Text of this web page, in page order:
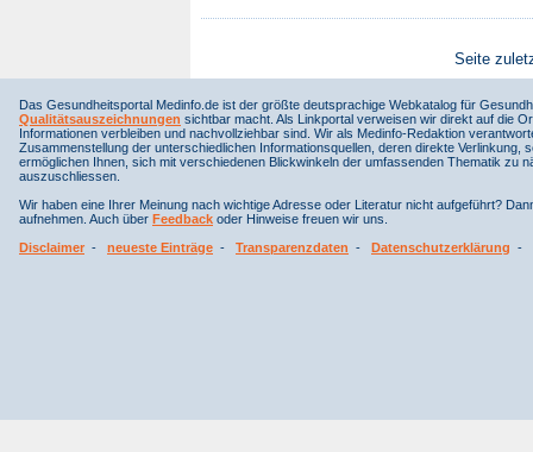
Seite
Das Gesundheitsportal Medinfo.de ist der größte deutsprachige Webkatalog für
Qualitätsauszeichnungen sichtbar macht. Als Linkportal verweisen wir direkt auf die
Informationen verbleiben und nachvollziehbar sind. Wir als Medinfo-Redaktion
Zusammenstellung der unterschiedlichen Informationsquellen, deren direkte
ermöglichen Ihnen, sich mit verschiedenen Blickwinkeln der umfassenden Thematik
auszuschliessen.
Wir haben eine Ihrer Meinung nach wichtige Adresse oder Literatur nicht aufgeführt?
aufnehmen. Auch über Feedback oder Hinweise freuen wir uns.
Disclaimer - neueste Einträge - Transparenzdaten - Datenschutzerklärung -